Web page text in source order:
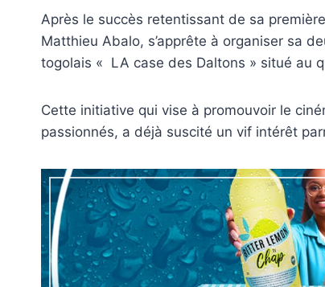
Après le succès retentissant de sa
Matthieu Abalo, s’apprête à organiser sa
togolais « LA case des Daltons » situé au
Cette initiative qui vise à promouvoir le
passionnés, a déjà suscité un vif intérêt